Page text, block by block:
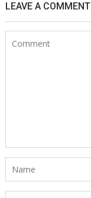
LEAVE A COMMENT